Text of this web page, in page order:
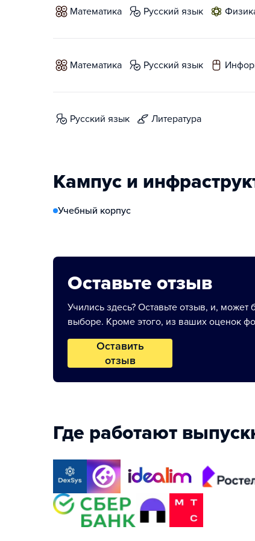
математика русский язык
математика русский язык
русский язык литература
Кампус и
Учебный корпус
Оставьте отзыв
Учились здесь? Оставьте отзыв, и, может
выборе. Кроме этого, из ваших оценок
Оставить
отзыв
Где работают